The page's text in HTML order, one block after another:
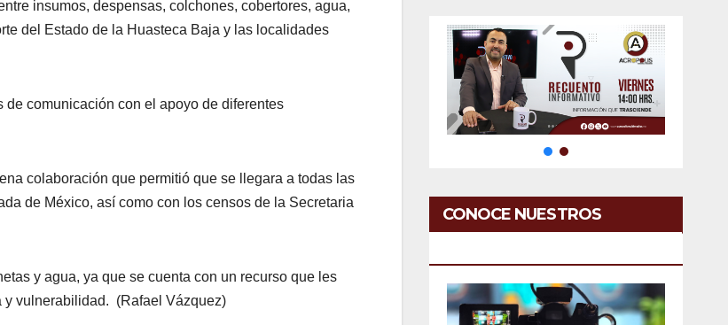
insumos, despensas, colchones, cobertores, agua,
del Estado de la Huasteca Baja y las localidades
comunicación con el apoyo de diferentes
colaboración que permitió que se llegara a todas las
de México, así como con los censos de la Secretaria
y agua, ya que se cuenta con un recurso que les
y vulnerabilidad. (Rafael Vázquez)
CONOCE NUESTROS